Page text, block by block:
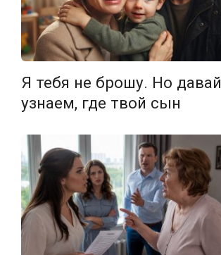
Я тебя не брошу. Но давай
узнаем, где твой сын